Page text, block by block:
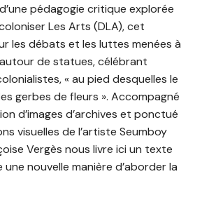
pédagogie critique explorée
Les Arts (DLA), cet
les débats et les luttes menées à
de statues, célébrant
« au pied desquelles le
gerbes de fleurs ». Accompagné
d’images d’archives et ponctué
visuelles de l’artiste Seumboy
Vergès nous livre ici un texte
nouvelle manière d’aborder la